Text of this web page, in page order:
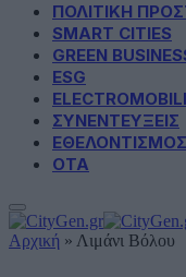
ΠΟΛΙΤΙΚΗ
SMART CITIES
GREEN
ESG
ΣΥΝΕΝΤΕΥΞΕΙΣ
ΕΘΕΛΟΝΤΙΣΜΟΣ
ΟΤΑ
Αρχική » Λιμάνι Βόλου